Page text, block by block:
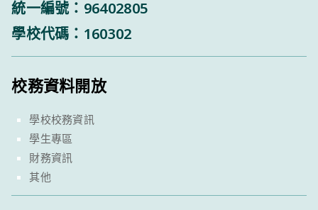
統一編號：96402805
學校代碼：160302
校務資料開放
學校校務資訊
學生專區
財務資訊
其他